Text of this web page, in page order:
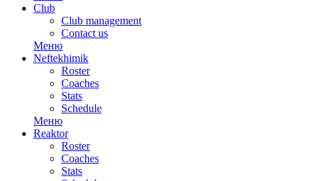
Club
Club management
Contact us
Меню
Neftekhimik
Roster
Coaches
Stats
Schedule
Меню
Reaktor
Roster
Coaches
Stats